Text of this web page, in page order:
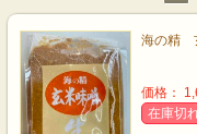
海の精
価格：
在庫切